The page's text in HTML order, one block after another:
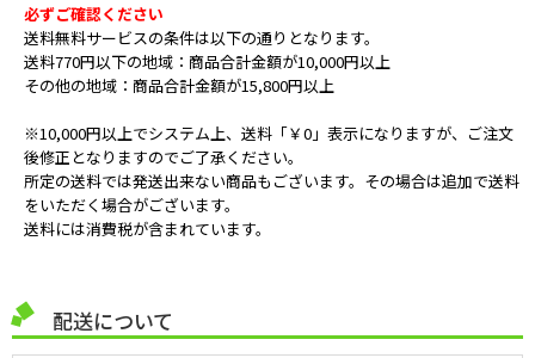
必ずご確認ください
送料無料サービスの条件は以下の通りとなります。
送料770円以下の地域：商品合計金額が10,000円以上
その他の地域：商品合計金額が15,800円以上
※10,000円以上でシステム上、送料「￥0」表示になりますが、ご注文
後修正となりますのでご了承ください。
所定の送料では発送出来ない商品もございます。その場合は追加で送料
をいただく場合がございます。
送料には消費税が含まれています。
配送について